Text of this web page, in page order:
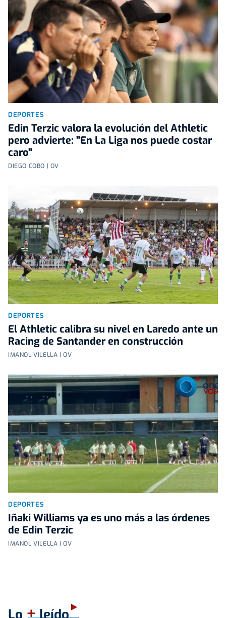
DEPORTES
Edin Terzic valora la evolución del Athletic
pero advierte: "En La Liga nos puede costar
caro"
DIEGO COBO | OV
DEPORTES
El Athletic calibra su nivel en Laredo ante un
Racing de Santander en construcción
IMANOL VILELLA | OV
DEPORTES
Iñaki Williams ya es uno más a las órdenes
de Edin Terzic
IMANOL VILELLA | OV
+